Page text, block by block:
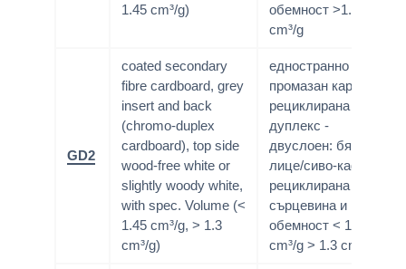
1.45 cm³/g)
обемност >1.45
cm³/g
GD2
coated secondary
fibre cardboard, grey
insert and back
(chromo-duplex
cardboard), top side
wood-free white or
slightly woody white,
with spec. Volume (<
1.45 cm³/g, > 1.3
cm³/g)
едностранно
промазан картон;
рециклирана маса;
дуплекс -
двуслоен: бяло
лице/сиво-кафява
рециклирана
сърцевина и гръб;
обемност < 1.45
cm³/g > 1.3 cm³/g